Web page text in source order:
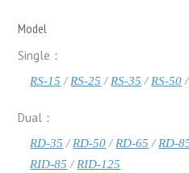
Model
Single：
RS-15 /RS-25 /RS-35 /RS-50
Dual：
RD-35 /RD-50/RD-65 /RD-
RID-85 /RID-125